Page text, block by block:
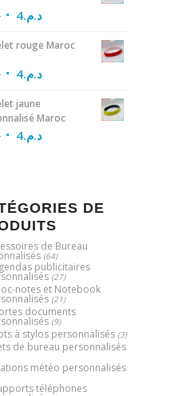
د.م.4
rouge Maroc
د.م.4
jaune
Maroc
د.م.4
DE
de Bureau
(64)
publicitaires
(27)
notes et Notebook
(21)
documents
(9)
à stylos personnalisés (3)
de bureau personnalisés
météo personnalisés
téléphones